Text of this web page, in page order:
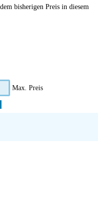
bisherigen Preis in diesem
Max. Preis